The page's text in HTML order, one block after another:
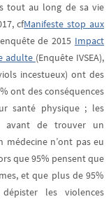
tout au long de sa vie
cfManifeste stop aux
de 2015 Impact
adulte (Enquête IVSEA),
incestueux) ont des
ont des conséquences
santé physique ; les
avant de trouver un
médecine n’ont pas eu
que 95% pensent que
et que plus de 95%
les violences